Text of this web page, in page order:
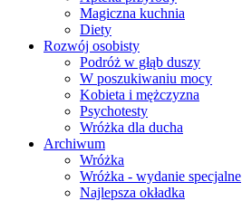
Magiczna kuchnia
Diety
Rozwój osobisty
Podróż w głąb duszy
W poszukiwaniu mocy
Kobieta i mężczyzna
Psychotesty
Wróżka dla ducha
Archiwum
Wróżka
Wróżka - wydanie specjalne
Najlepsza okładka